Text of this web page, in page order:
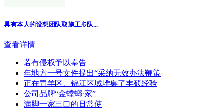
具有本人的设想团队取施工步队...
查看详情
若有侵权予以奉告
年地方一号文件提出“采纳无效办法鞭策
正在青羊区、锦江区域堆集了丰硕经验
公司品牌“金螳螂·家”
满脚一家三口的日常使